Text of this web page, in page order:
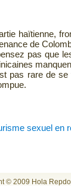
haïtienne,
de
pas que
pas rare de
sexuel en
© 2009 Hola